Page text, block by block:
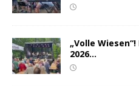
„Volle
2026…